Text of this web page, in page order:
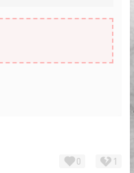
0 1